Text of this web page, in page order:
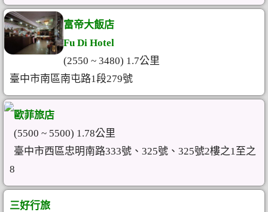
富帝大飯店
Fu Di Hotel
(2550 ~ 3480) 1.7公里
臺中市南區南屯路1段279號
歐菲旅店
(5500 ~ 5500) 1.78公里
臺中市西區忠明南路333號、325號、325號2樓之1至之
8
三好行旅